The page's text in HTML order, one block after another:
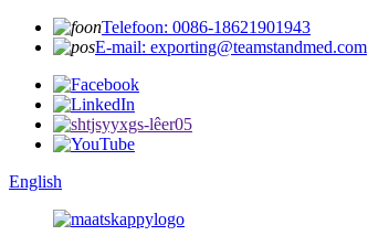
Telefoon: 0086-18621901943
E-mail: exporting@teamstandmed.com
English